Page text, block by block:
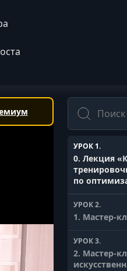
Поиск
УРОК 1.
0. Лекция
по
УРОК 2.
1. Мастер-
УРОК 3.
2. Мастер-